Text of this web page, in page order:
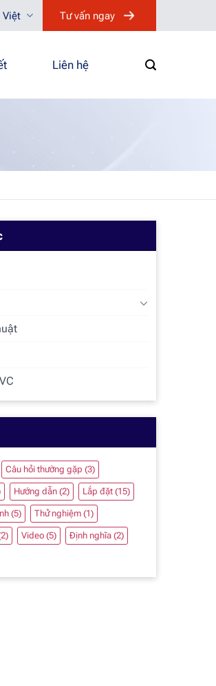
Việt Tư vấn ngay
Liên hệ
Câu hỏi thường gặp (3)
Hướng dẫn (2) Lắp đặt (15)
(5) Thử nghiệm (1)
Video (5) Định nghĩa (2)